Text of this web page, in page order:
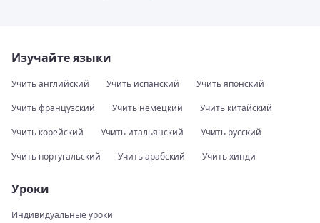
Изучайте языки
Учить английский Учить испанский
Учить японский
Учить французский
Учить немецкий
Учить китайский
Учить корейский
Учить итальянский
Учить русский
Учить португальский
Учить арабский Учить хинди
Уроки
Индивидуальные уроки